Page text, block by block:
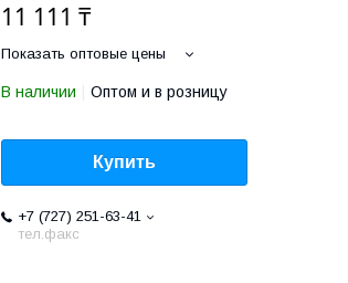
11 111 ₸
Показать оптовые цены
В наличии Оптом и в розницу
Купить
+7 (727) 251-63-41
тел.факс